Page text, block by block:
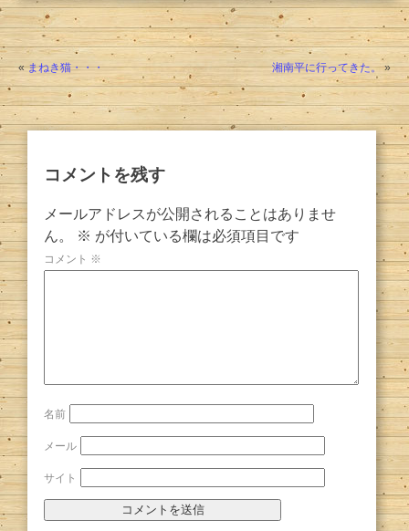
«まねき猫・・・ 湘南平に行ってきた。»
コメントを残す
メールアドレスが公開されることはありませ
ん。
※ が付いている欄は必須項目です
コメント ※
名前
メール
サイト